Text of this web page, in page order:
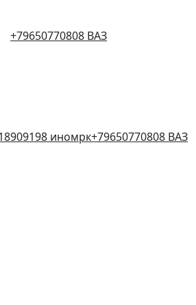
+79650770808 ВАЗ
иномрк+79650770808 ВАЗ